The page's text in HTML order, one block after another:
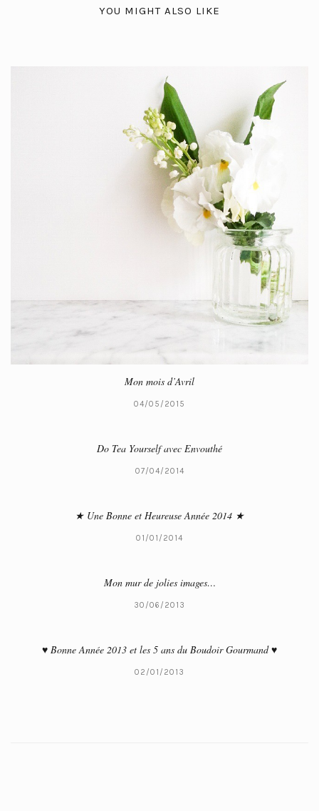
YOU MIGHT ALSO LIKE
Mon mois d’Avril
04/05/2015
Do Tea Yourself avec Envouthé
07/04/2014
★ Une Bonne et Heureuse Année 2014 ★
01/01/2014
Mon mur de jolies images…
30/06/2013
♥ Bonne Année 2013 et les 5 ans du Boudoir Gourmand ♥
02/01/2013